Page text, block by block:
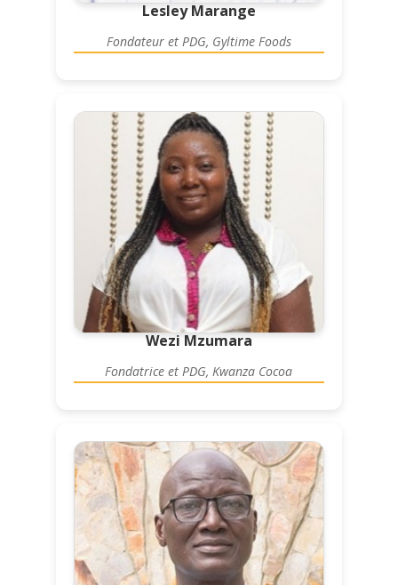
Lesley Marange
Fondateur et PDG, Gyltime Foods
Wezi Mzumara
Fondatrice et PDG, Kwanza Cocoa